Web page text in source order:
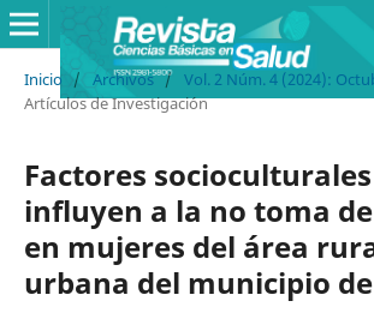
Inicio / Archivos / Vol. 2 Núm. 4 (2024):
Artículos de Investigación
Factores
influyen a la no toma
en mujeres del área
urbana del municipio de